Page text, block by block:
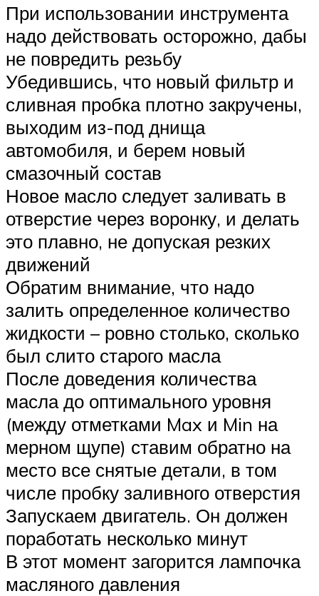
При использовании инструмента
надо действовать осторожно, дабы
не повредить резьбу
Убедившись, что новый фильтр и
сливная пробка плотно закручены,
выходим из-под днища
автомобиля, и берем новый
смазочный состав
Новое масло следует заливать в
отверстие через воронку, и делать
это плавно, не допуская резких
движений
Обратим внимание, что надо
залить определенное количество
жидкости – ровно столько, сколько
был слито старого масла
После доведения количества
масла до оптимального уровня
(между отметками Max и Min на
мерном щупе) ставим обратно на
место все снятые детали, в том
числе пробку заливного отверстия
Запускаем двигатель. Он должен
поработать несколько минут
В этот момент загорится лампочка
масляного давления